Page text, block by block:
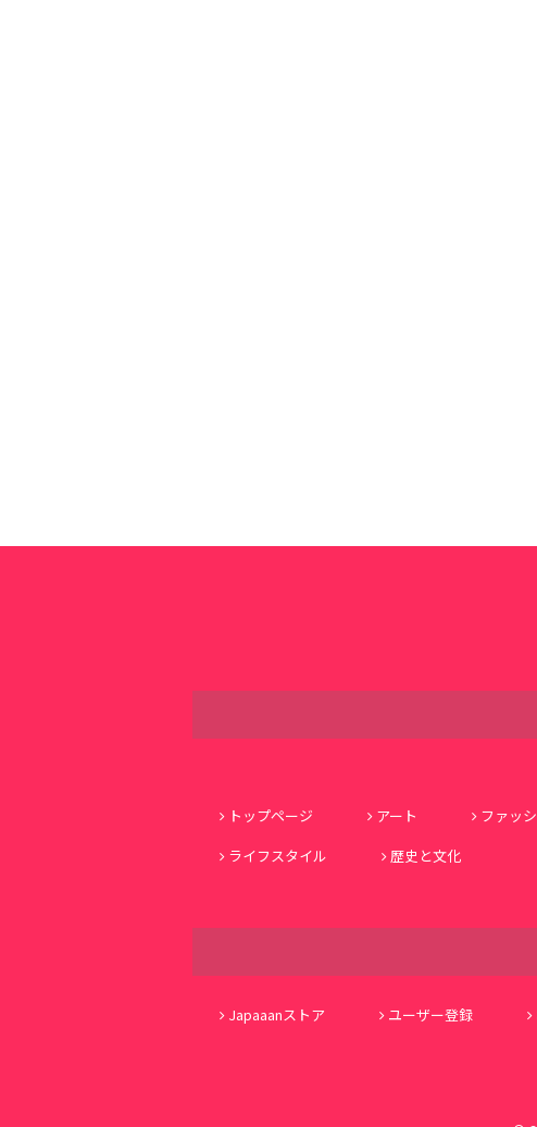
トップページ
アート ファッ
ライフスタイル
歴史と文化
Japaaanストア ユーザー登録